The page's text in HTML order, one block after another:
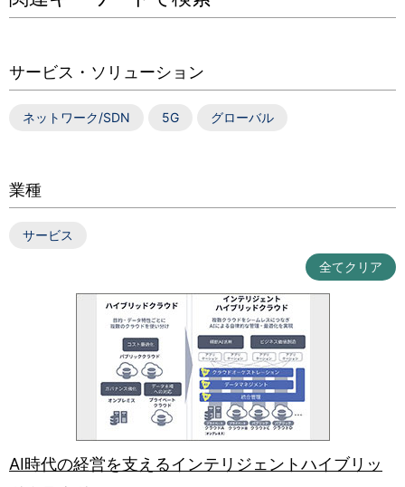
サービス・ソリューション
ネットワーク/SDN 5G グローバル
業種
サービス
全てクリア
AI時代の経営を支えるインテリジェントハイブリッ